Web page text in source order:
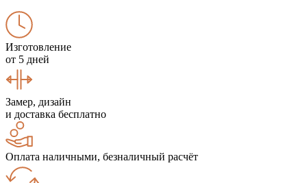
Изготовление
от 5 дней
Замер, дизайн
и доставка бесплатно
Оплата наличными, безналичный расчёт